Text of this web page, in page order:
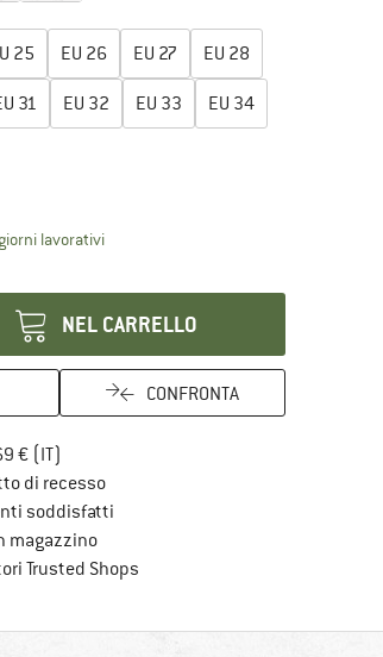
25 EU 26 EU 27 EU 28
31 EU 32 EU 33 EU 34
lavorativiIl link si apre in una casella
NEL CARRELLO
CONFRONTA
€ (IT)
di recessoVai alla politica di recesso qui Si
soddisfatti
magazzino
Trusted ShopsTrovi tutte le informazioni qui!